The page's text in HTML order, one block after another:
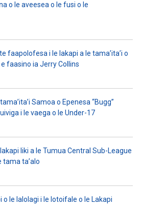
o le aveesea o le fusi o le
faapolofesa i le lakapi a le tama’ita’i o
faasino ia Jerry Collins
Samoa o Epenesa “Bugg”
i le vaega o le Under-17
liki a le Tumua Central Sub-League
tama ta’alo
o le lalolagi i le lotoifale o le Lakapi